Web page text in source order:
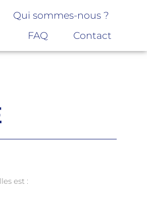
Qui sommes-nous ?
FAQ
Contact
est :